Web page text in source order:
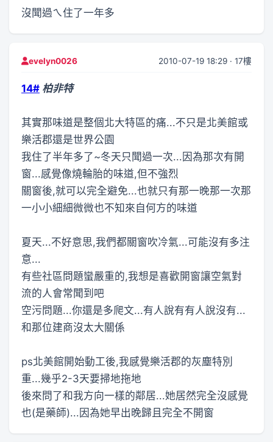
沒聞過ㄟ住了一年多
evelyn0026 2010-07-19 18:29 · 17樓
14# 柏非特
其實那味道是整個北大特區的痛...不只是北美館或
樂活郡還是世界公園
我住了半年多了~冬天只聞過一次...因為那次有開
窗...感覺像燒輪胎的味道,但不強烈
關窗後,就可以完全避免...也就只有那一晚那一次那
一小小細細微微也不知來自何方的味道
夏天...不好意思,我們都關窗吹冷氣...可能沒有多注
意...
有些社區問題蠻嚴重的,我想是喜歡開窗讓空氣對
流的人會常聞到吧
空污問題...你還是多爬文...有人說有有人說沒有...
和那位建商沒太大關係
ps北美館開始動工後,我感覺樂活郡的灰塵特別
重...幾乎2-3天要掃地拖地
後來問了和我方向一樣的鄰居...她居然完全沒感覺
也(是藥師)...因為她早出晚歸且完全不開窗